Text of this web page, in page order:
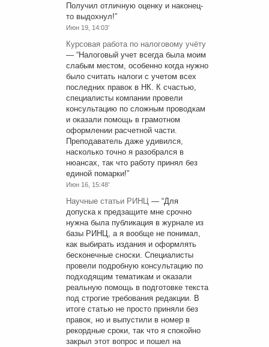
Получил отличную оценку и наконец-
то выдохнул!”
Июн 19, 14:03’
Курсовая работа по налоговому учёту
— “Налоговый учет всегда была моим
слабым местом, особенно когда нужно
было считать налоги с учетом всех
последних правок в НК. К счастью,
специалисты компании провели
консультацию по сложным проводкам
и оказали помощь в грамотном
оформлении расчетной части.
Преподаватель даже удивился,
насколько точно я разобрался в
нюансах, так что работу принял без
единой помарки!”
Июн 16, 15:48’
Научные статьи РИНЦ — “Для
допуска к предзащите мне срочно
нужна была публикация в журнале из
базы РИНЦ, а я вообще не понимал,
как выбирать издания и оформлять
бесконечные сноски. Специалисты
провели подробную консультацию по
подходящим тематикам и оказали
реальную помощь в подготовке текста
под строгие требования редакции. В
итоге статью не просто приняли без
правок, но и выпустили в номер в
рекордные сроки, так что я спокойно
закрыл этот вопрос и пошел на